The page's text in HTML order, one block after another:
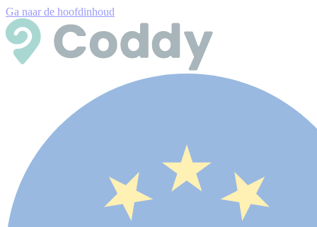
Ga naar de hoofdinhoud